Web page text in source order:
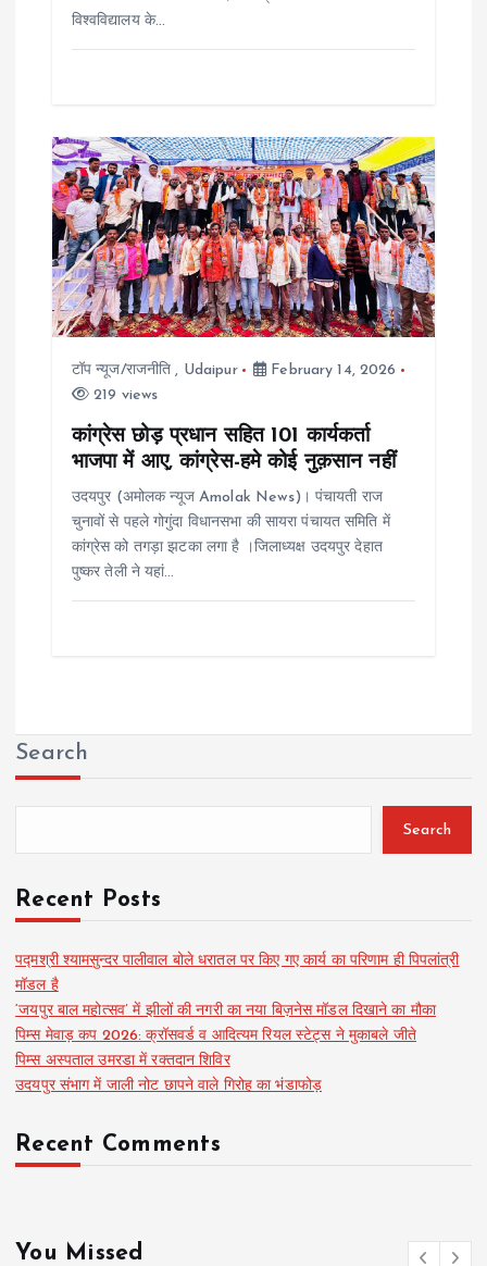
विश्वविद्यालय के…
टॉप न्यूज/राजनीति , Udaipur
February 14, 2026
219 views
कांग्रेस छोड़ प्रधान सहित 101 कार्यकर्ता
भाजपा में आए, कांग्रेस-हमे कोई नुक़सान नहीं
उदयपुर (अमोलक न्यूज Amolak News)। पंचायती राज
चुनावों से पहले गोगुंदा विधानसभा की सायरा पंचायत समिति में
कांग्रेस को तगड़ा झटका लगा है ।जिलाध्यक्ष उदयपुर देहात
पुष्कर तेली ने यहां…
Search
Search
Recent Posts
पद्मश्री श्यामसुन्दर पालीवाल बोले धरातल पर किए गए कार्य का परिणाम ही पिपलांत्री
मॉडल है
‘जयपुर बाल महोत्सव’ में झीलों की नगरी का नया बिज़नेस मॉडल दिखाने का मौका
पिम्स मेवाड़ कप 2026: क्रॉसवर्ड व आदित्यम रियल स्टेट्स ने मुकाबले जीते
पिम्स अस्पताल उमरडा में रक्तदान शिविर
उदयपुर संभाग में जाली नोट छापने वाले गिरोह का भंडाफोड़
Recent Comments
You Missed